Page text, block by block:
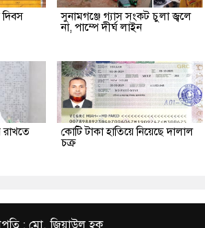
সুনামগঞ্জে গ্যাস সংকট চুলা জ্বলে
না, পাম্পে দীর্ঘ লাইন
রাখতে
কোটি টাকা হাতিয়ে নিয়েছে দালাল
চক্র